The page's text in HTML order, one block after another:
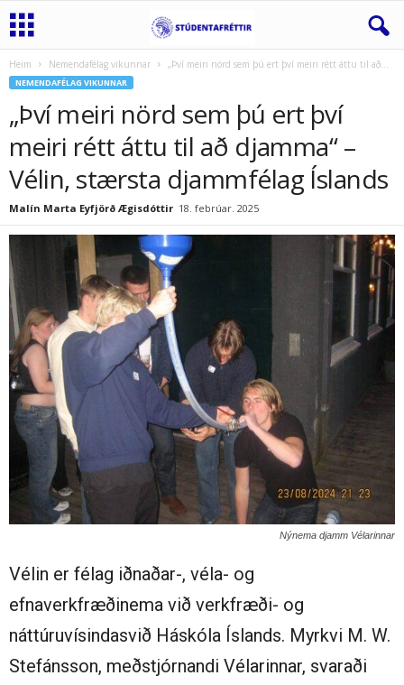
Heim Nemendafélag vikunnar „Því meiri nörd sem þú ert því meiri rétt áttu til að...
NEMENDAFÉLAG VIKUNNAR
„Því meiri nörd sem þú ert því
meiri rétt áttu til að djamma“ –
Vélin, stærsta djammfélag Íslands
Malín Marta Eyfjörð Ægisdóttir 18. febrúar. 2025
Nýnema djamm Vélarinnar
Vélin er félag iðnaðar-, véla- og
efnaverkfræðinema við verkfræði- og
náttúruvísindasvið Háskóla Íslands. Myrkvi M. W.
Stefánsson, meðstjórnandi Vélarinnar, svaraði